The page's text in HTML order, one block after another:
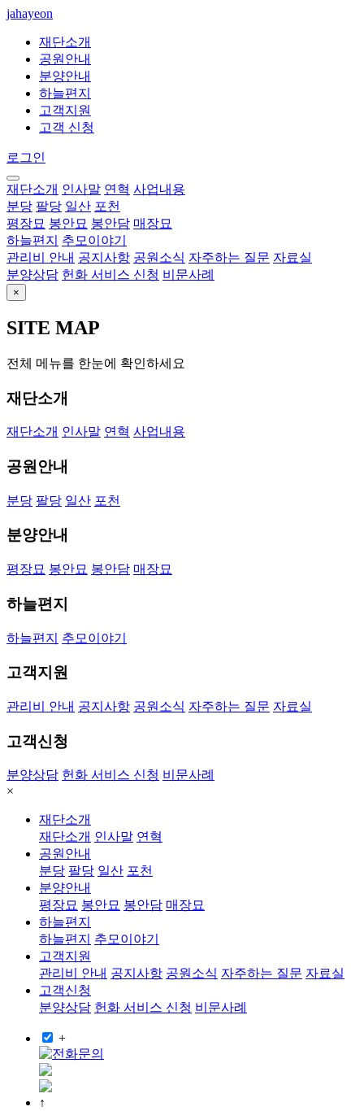
jahayeon
재단소개
공원안내
분양안내
하늘편지
고객지원
고객 신청
로그인
재단소개 인사말 연혁 사업내용
분당 팔당 일산 포천
평장묘 봉안묘 봉안담 매장묘
하늘편지
추모이야기
관리비 안내 공지사항 공원소식 자주하는 질문 자료실
분양상담 헌화 서비스 신청 비문사례
×
SITE MAP
전체 메뉴를 한눈에 확인하세요
재단소개
재단소개 인사말 연혁 사업내용
공원안내
분당 팔당 일산 포천
분양안내
평장묘 봉안묘 봉안담 매장묘
하늘편지
하늘편지 추모이야기
고객지원
관리비 안내 공지사항 공원소식 자주하는 질문 자료실
고객신청
분양상담 헌화 서비스 신청 비문사례
×
재단소개
재단소개 인사말 연혁
공원안내
분당 팔당 일산 포천
분양안내
평장묘 봉안묘 봉안담 매장묘
하늘편지
하늘편지
추모이야기
고객지원
관리비 안내 공지사항 공원소식 자주하는 질문 자료실
고객신청
분양상담 헌화 서비스 신청 비문사례
+
↑